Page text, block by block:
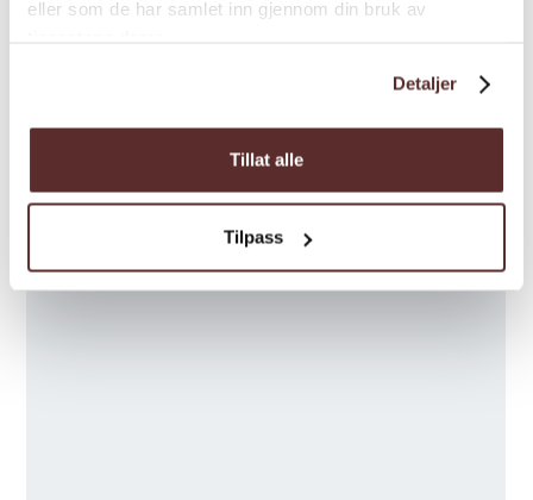
eller som de har samlet inn gjennom din bruk av
Detaljer
Tillat alle
Tilpass
Kart